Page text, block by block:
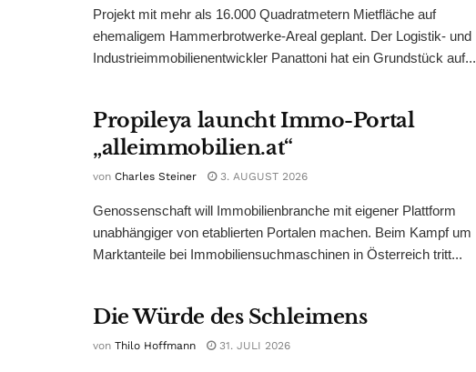
Projekt mit mehr als 16.000 Quadratmetern Mietfläche auf
ehemaligem Hammerbrotwerke-Areal geplant. Der Logistik- und
Industrieimmobilienentwickler Panattoni hat ein Grundstück auf...
Propileya launcht Immo-Portal
„alleimmobilien.at“
von Charles Steiner 3. AUGUST 2026
Genossenschaft will Immobilienbranche mit eigener Plattform
unabhängiger von etablierten Portalen machen. Beim Kampf um
Marktanteile bei Immobiliensuchmaschinen in Österreich tritt...
Die Würde des Schleimens
von Thilo Hoffmann 31. JULI 2026